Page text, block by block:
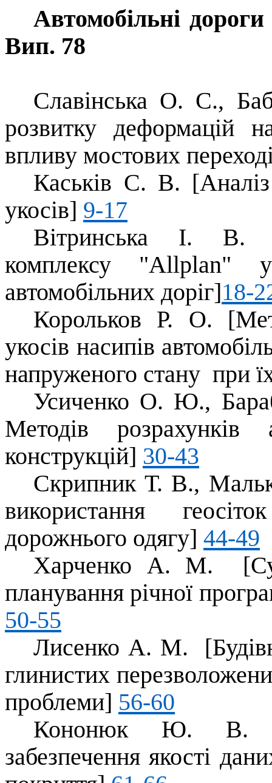
Автомобільні
Вип. 78
Славінська О. С.,
розвитку деформацій
впливу мостових
Каськів С. В. [Аналіз
укосів] 9-17
Вітринська І. В.
комплексу "Allplan" у
автомобільних доріг]18-
Корольков Р. О.
укосів насипів
напруженого стану при
Усиченко О. Ю.,
Методів
конструкцій] 30-43
Скрипник Т. В.,
використання
дорожнього одягу] 44-49
Харченко А. М.
планування річної
50-55
Лисенко А. М.
глинистих
проблеми] 56-60
Кононюк Ю. В.
забезпечення якості